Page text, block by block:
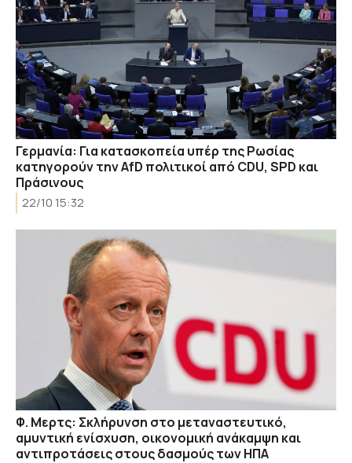
Γερμανία: Για κατασκοπεία υπέρ της Ρωσίας
κατηγορούν την AfD πολιτικοί από CDU, SPD και
Πράσινους
22/10 15:32
Φ. Μερτς: Σκλήρυνση στο μεταναστευτικό,
αμυντική ενίσχυση, οικονομική ανάκαμψη και
αντιπροτάσεις στους δασμούς των ΗΠΑ